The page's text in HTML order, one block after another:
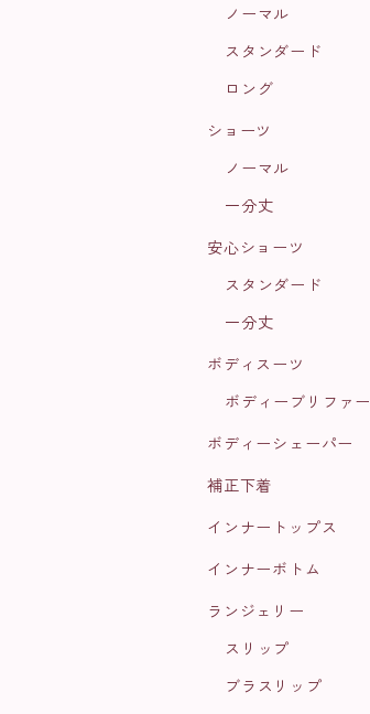
ノーマル
スタンダード
ロング
ショーツ
ノーマル
一分丈
安心ショーツ
スタンダード
一分丈
ボディスーツ
ボディーブリファー
ボディーシェーパー
補正下着
インナートップス
インナーボトム
ランジェリー
スリップ
ブラスリップ